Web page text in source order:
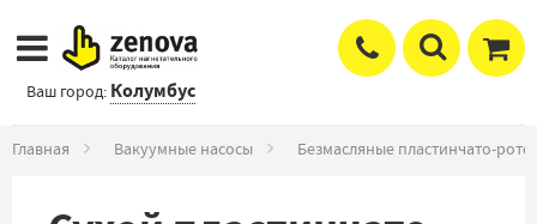
Ваш город: Колумбус
Главная Вакуумные насосы Безмасляные пластинчато-